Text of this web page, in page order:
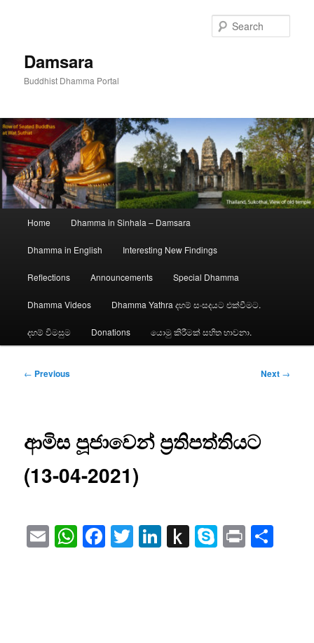
Damsara
Buddhist Dhamma Portal
Home Dhamma in Sinhala – Damsara
Dhamma in English Interesting New Findings
Reflections Announcements Special Dhamma
Dhamma Videos Dhamma Yathra දහම් සංසදයට එක්වීමට.
දහම් විමසුම Donations යොමු කිරීමක් සහිත භාවනා.
Post
← Previous Next →
ආමිස පූජාවෙන් ප්‍රතිපත්තියට
(13-04-2021)
EmailWhatsApp
Facebook
Twitter
LinkedIn
Push
to
Skype
Print